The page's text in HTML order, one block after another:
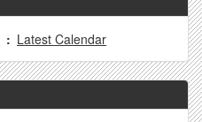
Latest Calendar